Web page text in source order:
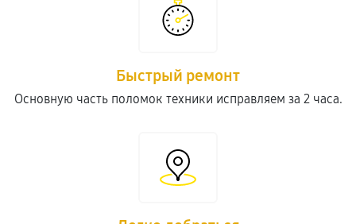
Быстрый ремонт
Основную часть поломок техники исправляем за 2 часа.